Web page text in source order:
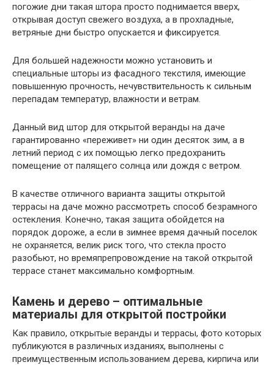
погожие дни такая штора просто поднимается вверх,
открывая доступ свежего воздуха, а в прохладные,
ветряные дни быстро опускается и фиксируется.
Для большей надежности можно установить и
специальные шторы из фасадного текстиля, имеющие
повышенную прочность, нечувствительность к сильным
перепадам температур, влажности и ветрам.
Данный вид штор для открытой веранды на даче
гарантированно «переживет» ни один десяток зим, а в
летний период с их помощью легко предохранить
помещение от палящего солнца или дождя с ветром.
В качестве отличного варианта защиты открытой
террасы на даче можно рассмотреть способ безрамного
остекления. Конечно, такая защита обойдется на
порядок дороже, а если в зимнее время дачный поселок
не охраняется, велик риск того, что стекла просто
разобьют, но времяпрепровождение на такой открытой
террасе станет максимально комфортным.
Камень и дерево – оптимальные
материалы для открытой постройки
Как правило, открытые веранды и террасы, фото которых
публикуются в различных изданиях, выполнены с
преимущественным использованием дерева, кирпича или